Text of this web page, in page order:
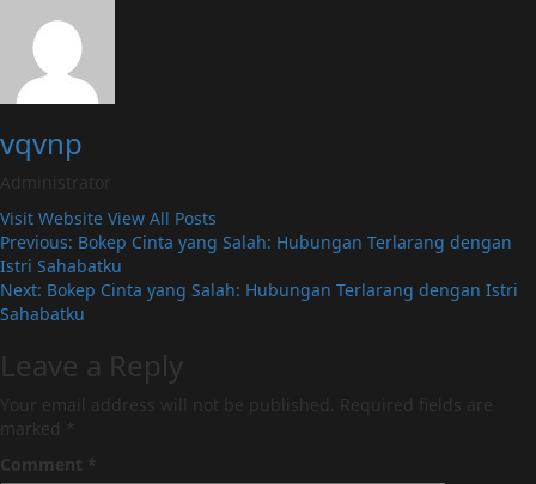
vqvnp
Administrator
Visit Website View All Posts
Post
navigation
Previous: Bokep Cinta yang Salah: Hubungan Terlarang dengan
Istri Sahabatku
Next: Bokep Cinta yang Salah: Hubungan Terlarang dengan Istri
Sahabatku
Leave a Reply
Your email address will not be published.
Required fields are
marked
Comment *